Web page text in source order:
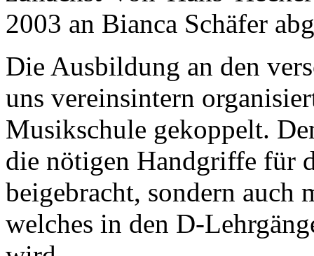
2003 an Bianca Schäfer
Die Ausbildung an den
uns vereinsintern
Musikschule gekoppelt.
die nötigen Handgriffe für
beigebracht, sondern auch
welches in den D-